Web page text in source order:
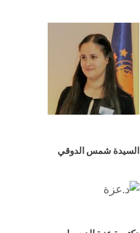
السيدة شمس الدوقي